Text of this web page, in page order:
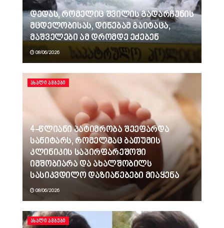
დედას, რომელიც შვილის გადარჩენის
მცდელობისას, დინებამ გაიტაცა,
მაშველები ამ დრომდე ეძებენ
08/06/2026
ᲐᲮᲐᲚᲘ ᲐᲛᲑᲔᲑᲘ
4-წლიანი პატიმრობა შეეფარდა
სანიტარს, რომელმაც ბათუმის
კლინიკის საპირფარეშოში
იმშობიარა და ახალშობილს
სასიკვდილო დაზიანებები მიაყენა
08/06/2026
ᲐᲮᲐᲚᲘ ᲐᲛᲑᲔᲑᲘ